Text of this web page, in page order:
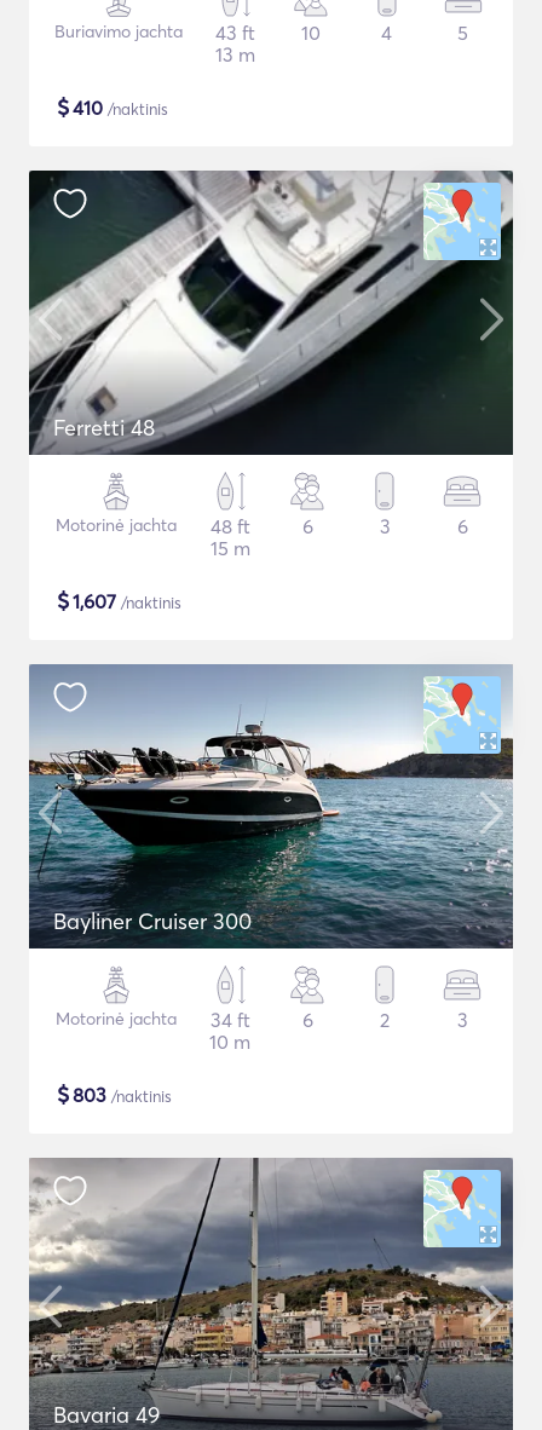
Buriavimo jachta
43 ft
13 m
10 4 5
$410 /naktinis
Ferretti 48
Motorinė jachta
48 ft
15 m
6 3 6
$1,607 /naktinis
Bayliner Cruiser 300
Motorinė jachta
34 ft
10 m
6 2 3
$803 /naktinis
Bavaria 49